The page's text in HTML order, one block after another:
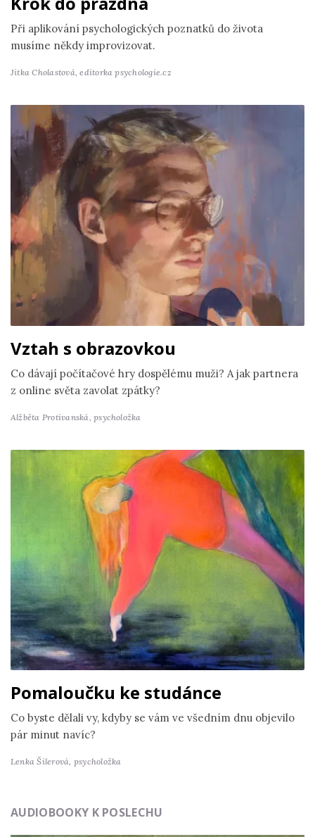
Při aplikování psychologických poznatků do života
musíme někdy improvizovat.
Jitka Cholastová,editorka psychologie.cz
Vztah s obrazovkou
Co dávají počítačové hry dospělému muži? A jak partnera
z online světa zavolat zpátky?
Alžběta Protivanská,psycholožka
Pomaloučku ke studánce
Co byste dělali vy, kdyby se vám ve všedním dnu objevilo
pár minut navíc?
Lenka Šilerová, psycholožka
AUDIOBOOKY K POSLECHU